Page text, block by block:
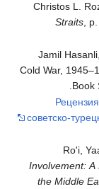
Christos L.
Straits,
Jamil
Cold War,
Book
советско-
Ro'i,
Involvement: A
the Middle